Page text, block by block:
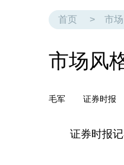
首页 > 市场
市场风
毛军 证券时报
证券时报记